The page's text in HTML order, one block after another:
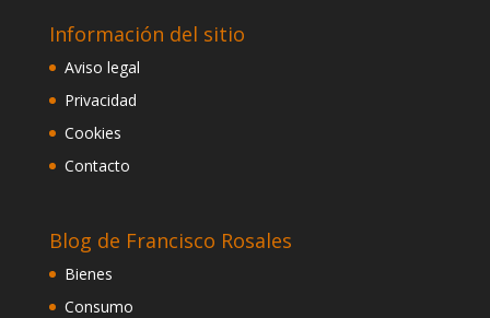
Información del sitio
Aviso legal
Privacidad
Cookies
Contacto
Blog de Francisco Rosales
Bienes
Consumo